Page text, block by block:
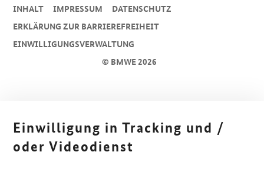
© BMWE 2026
INHALT IMPRESSUM
DA­TEN­SCHUTZ
ERKLÄRUNG ZUR BARRIEREFREIHEIT
EINWILLIGUNGSVERWALTUNG
Einwilligung in Tracking und /
oder Videodienst